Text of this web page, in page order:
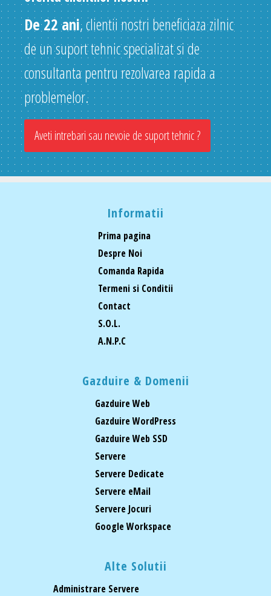
De 22 ani, clientii nostri beneficiaza zilnic
de un suport tehnic specializat si de
consultanta pentru rezolvarea rapida a
problemelor.
Aveti intrebari sau nevoie de suport tehnic ?
Informatii
Prima pagina
Despre Noi
Comanda Rapida
Termeni si Conditii
Contact
S.O.L.
A.N.P.C
Gazduire & Domenii
Gazduire Web
Gazduire WordPress
Gazduire Web SSD
Servere
Servere Dedicate
Servere eMail
Servere Jocuri
Google Workspace
Alte Solutii
Administrare Servere